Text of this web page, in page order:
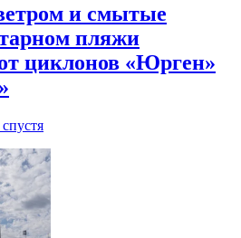
и смытые
пляжи
циклонов «Юрген»